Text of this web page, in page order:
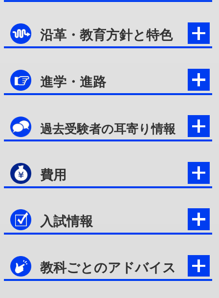
沿革・教育方針と特色
進学・進路
過去受験者の耳寄り情報
費用
入試情報
教科ごとのアドバイス